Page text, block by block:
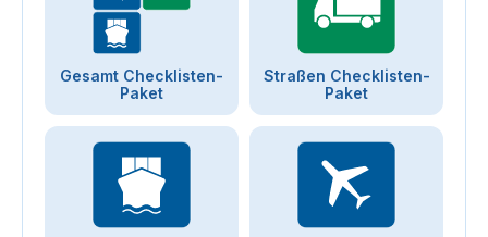
Gesamt Checklisten-
Paket
Straßen Checklisten-
Paket